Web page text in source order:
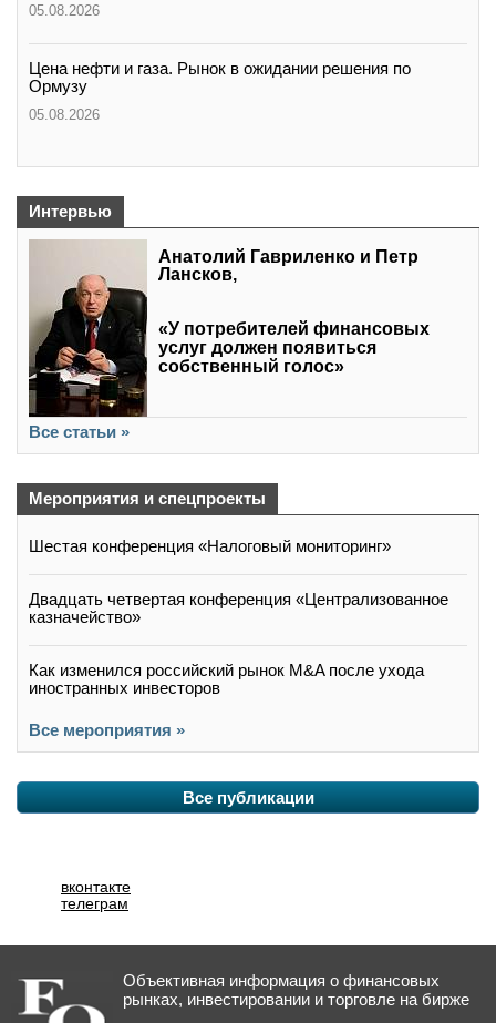
05.08.2026
Цена нефти и газа. Рынок в ожидании решения по
Ормузу
05.08.2026
Интервью
Анатолий Гавриленко и Петр
Лансков,
«У потребителей финансовых
услуг должен появиться
собственный голос»
Все статьи »
Мероприятия и спецпроекты
Шестая конференция «Налоговый мониторинг»
Двадцать четвертая конференция «Централизованное
казначейство»
Как изменился российский рынок M&A после ухода
иностранных инвесторов
Все мероприятия »
Все публикации
вконтакте
телеграм
Объективная информация о финансовых
рынках, инвестировании и торговле на бирже